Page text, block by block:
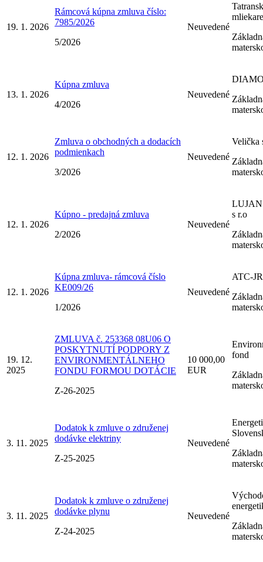
19. 1. 2026
Rámcová kúpna zmluva číslo:
7985/2026
5/2026
Neuvedené
13. 1. 2026
Kúpna zmluva
4/2026
Neuvedené
12. 1. 2026
Zmluva o obchodných a dodacích
podmienkach
3/2026
Neuvedené
Velička
12. 1. 2026
Kúpno - predajná zmluva
2/2026
Neuvedené
LUJAN
s r.o
12. 1. 2026
Kúpna zmluva- rámcová číslo
KE009/26
1/2026
Neuvedené
ATC-
19. 12.
2025
ZMLUVA č. 253368 08U06 O
POSKYTNUTÍ PODPORY Z
ENVIRONMENTÁLNEHO
FONDU FORMOU DOTÁCIE
Z-26-2025
10 000,00
EUR
fond
3. 11. 2025
Dodatok k zmluve o združenej
dodávke elektriny
Z-25-2025
Neuvedené
3. 11. 2025
Dodatok k zmluve o združenej
dodávke plynu
Z-24-2025
Neuvedené